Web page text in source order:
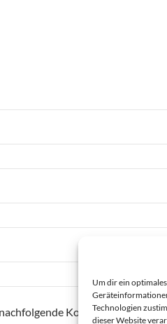
Um dir ein
Technologien
dieser Website
Kommentare per E-